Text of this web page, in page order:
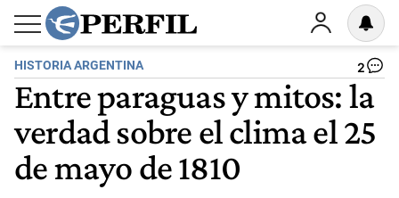
HISTORIA ARGENTINA 2
Entre paraguas y mitos: la
verdad sobre el clima el 25
de mayo de 1810